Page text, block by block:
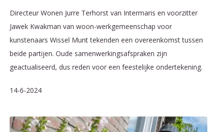
14-6-2024
Directeur Wonen Jurre Terhorst van Intermaris en voorzitter
Jawek Kwakman van woon-werkgemeenschap voor
kunstenaars Wissel Munt tekenden een overeenkomst tussen
beide partijen. Oude samenwerkingsafspraken zijn
geactualiseerd, dus reden voor een feestelijke ondertekening.